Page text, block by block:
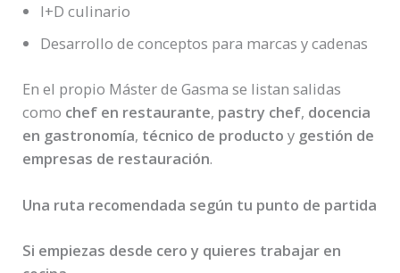
I+D culinario
Desarrollo de conceptos para marcas y cadenas
En el propio Máster de Gasma se listan salidas
como chef en restaurante, pastry chef, docencia
en gastronomía, técnico de producto y gestión de
empresas de restauración.
Una ruta recomendada según tu punto de partida
Si empiezas desde cero y quieres trabajar en